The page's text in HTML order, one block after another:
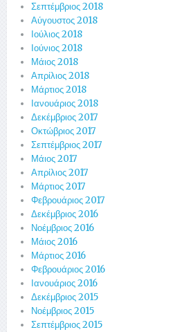
Σεπτέμβριος 2018
Αύγουστος 2018
Ιούλιος 2018
Ιούνιος 2018
Μάιος 2018
Απρίλιος 2018
Μάρτιος 2018
Ιανουάριος 2018
Δεκέμβριος 2017
Οκτώβριος 2017
Σεπτέμβριος 2017
Μάιος 2017
Απρίλιος 2017
Μάρτιος 2017
Φεβρουάριος 2017
Δεκέμβριος 2016
Νοέμβριος 2016
Μάιος 2016
Μάρτιος 2016
Φεβρουάριος 2016
Ιανουάριος 2016
Δεκέμβριος 2015
Νοέμβριος 2015
Σεπτέμβριος 2015